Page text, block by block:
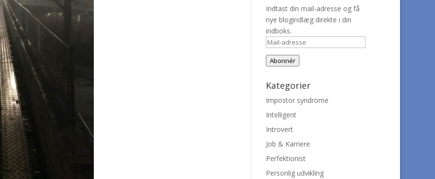
Indtast din mail-adresse og få
nye blogindlæg direkte i din
indboks.
Mail-
Abonnér
Kategorier
Impostor syndrome
Intelligent
Introvert
Job & Karriere
Perfektionist
Personlig udvikling